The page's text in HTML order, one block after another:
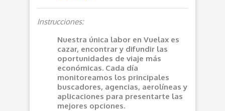
Instrucciones:
Nuestra única labor en Vuelax es
cazar, encontrar y difundir las
oportunidades de viaje más
económicas. Cada día
monitoreamos los principales
buscadores, agencias, aerolíneas y
aplicaciones para presentarte las
mejores opciones.